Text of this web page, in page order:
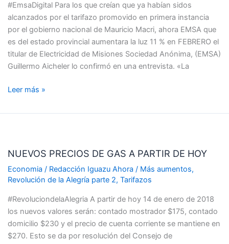
#EmsaDigital Para los que creían que ya habían sidos
alcanzados por el tarifazo promovido en primera instancia
por el gobierno nacional de Mauricio Macri, ahora EMSA que
es del estado provincial aumentara la luz 11 % en FEBRERO el
titular de Electricidad de Misiones Sociedad Anónima, (EMSA)
Guillermo Aicheler lo confirmó en una entrevista. «La
FEBRERO
Leer más »
NUEVOS PRECIOS DE GAS A PARTIR DE HOY
Economia / Redacción Iguazu Ahora / Más aumentos,
Revolución de la Alegría parte 2, Tarifazos
#RevoluciondelaAlegria A partir de hoy 14 de enero de 2018
los nuevos valores serán: contado mostrador $175, contado
domicilio $230 y el precio de cuenta corriente se mantiene en
$270. Esto se da por resolución del Consejo de
DE
GAS
A
DE
HOY